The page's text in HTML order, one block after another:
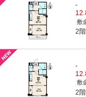
-
敷
2
-
敷
2